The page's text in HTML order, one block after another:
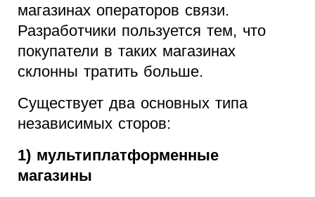
магазинах операторов связи.
Разработчики пользуется тем, что
покупатели в таких магазинах
склонны тратить больше.
Существует два основных типа
независимых сторов:
1) мультиплатформенные
магазины